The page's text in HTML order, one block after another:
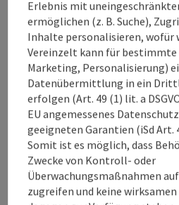
Stainach-Pürgg
Telefon
+43 3682 22233
Öffnungszeiten
MOMontag geöffnet
DIDienstag geöffnet
MIMittwoch geöffnet
DODonnerstag
FRFreitag
SASamstag
SOFE
Beitrag merken:
Kalvarienberg
Die Kalvarienberg Kirche bietet
Erlebnis mit
ermöglichen (z. B. Suche),
Inhalte personalisieren, wofür
Vereinzelt kann für bestimmte
Marketing, Personalisierung)
Datenübermittlung in ein
erfolgen (Art. 49 (1) lit. a
EU angemessenes
geeigneten Garantien (iSd Art.
Somit ist es möglich, dass
Zwecke von Kontroll- oder
Überwachungsmaßnahmen
zugreifen und keine